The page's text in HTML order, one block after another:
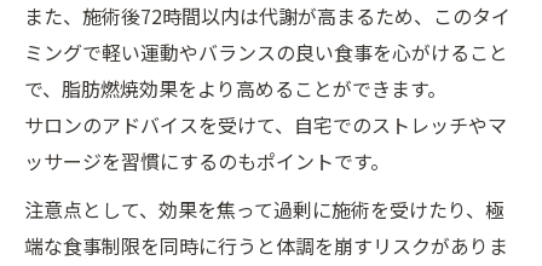
また、施術後72時間以内は代謝が高まるため、このタイ
ミングで軽い運動やバランスの良い食事を心がけること
で、脂肪燃焼効果をより高めることができます。
サロンのアドバイスを受けて、自宅でのストレッチやマ
ッサージを習慣にするのもポイントです。
注意点として、効果を焦って過剰に施術を受けたり、極
端な食事制限を同時に行うと体調を崩すリスクがありま